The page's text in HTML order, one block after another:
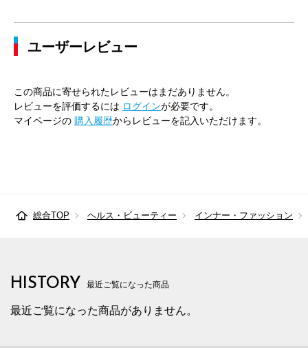
ユーザーレビュー
この商品に寄せられたレビューはまだありません。
レビューを評価するには ログインが必要です。
マイページの 購入履歴からレビューを記入いただけます。
総合TOP ヘルス・ビューティー インナー・ファッション
HISTORY 最近ご覧になった商品
最近ご覧になった商品がありません。